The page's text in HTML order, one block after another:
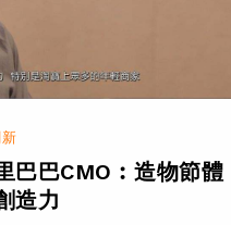
巴巴CMO︰造物節體
造力